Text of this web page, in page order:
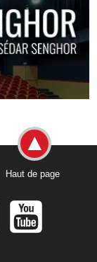
Haut de page